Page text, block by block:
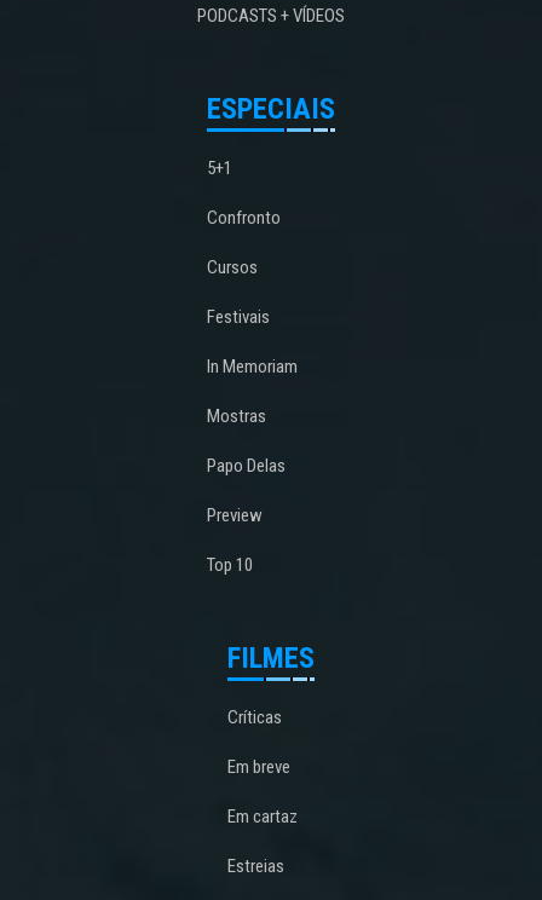
PODCASTS + VÍDEOS
ESPECIAIS
5+1
Confronto
Cursos
Festivais
In Memoriam
Mostras
Papo Delas
Preview
Top 10
FILMES
Críticas
Em breve
Em cartaz
Estreias